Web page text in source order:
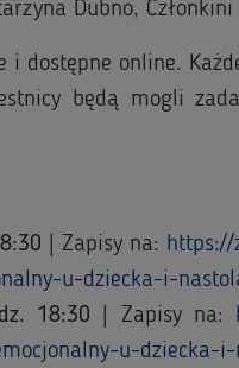
Dubno,
i dostępne online.
będą mogli
| Zapisy na: https://
u-dziecka-i-
18:30 | Zapisy na:
u-dziecka-